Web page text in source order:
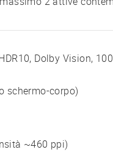
Dolby Vision,
schermo-corpo)
~460 ppi)